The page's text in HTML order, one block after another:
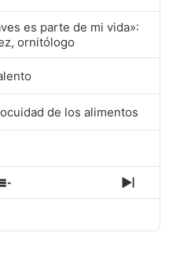
es parte de mi vida»:
ornitólogo
de los alimentos
Show
Episodes
Next